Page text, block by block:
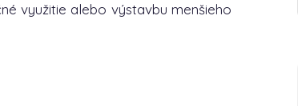
využitie alebo výstavbu menšieho